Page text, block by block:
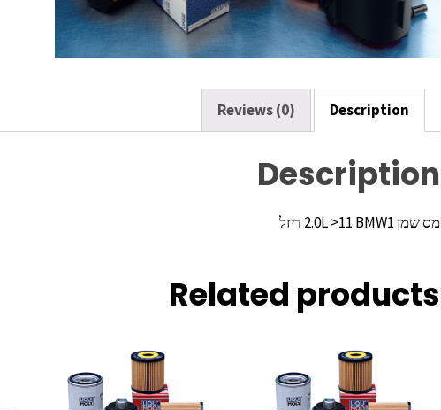
Description
Reviews (0)
Description
מס שמן 2.0L >11 BMW1 דיזל
Related products